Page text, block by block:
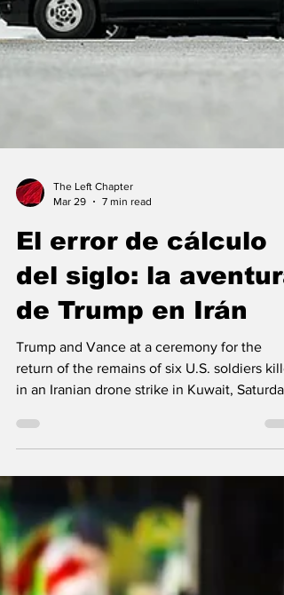
El error de cálculo
del siglo: la
de Trump en Irán
Trump and Vance at a ceremony for the
return of the remains of six U.S. soldiers
in an Iranian drone strike in Kuwait,
Estados Unidos e Israel bombardearon las
instalaciones de energía nuclear e
investigación nuclear de Irán durante doce
días. Tras unos días, las dos potencias
beligerantes – que no contaban con la
autorización de las Naciones Unidas para